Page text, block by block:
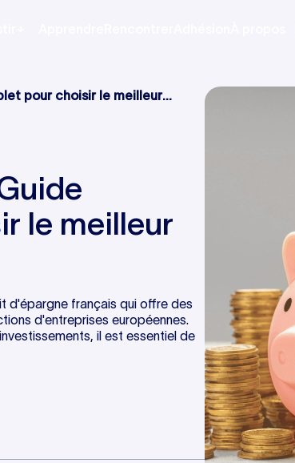
pour choisir le meilleur
le meilleur
d'épargne français qui offre des
d'entreprises européennes.
il est essentiel de